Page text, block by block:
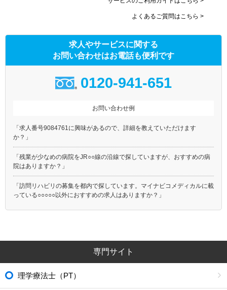
よくあるご質問はこちら >
求人やサービスに関する
お問い合わせはお電話も便利です
0120-941-651
お問い合わせ例
「求人番号9084761に興味があるので、詳細を教えていただけます
か？」
「残業が少なめの病院をJR○○線の沿線で探していますが、おすすめの病
院はありますか？」
「訪問リハビリの募集を都内で探しています。マイナビコメディカルに載
っている○○○○○以外におすすめの求人はありますか？」
専門サイト
理学療法士（PT）